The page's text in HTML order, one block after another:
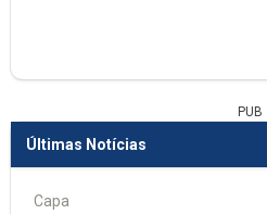
PUB
Últimas Notícias
Capa